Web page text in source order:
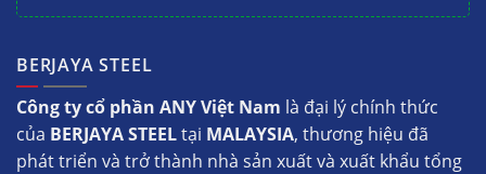
BERJAYA STEEL
Công ty cổ phần ANY Việt Nam là đại lý chính thức
của BERJAYA STEELtại MALAYSIA, thương hiệu đã
phát triển và trở thành nhà sản xuất và xuất khẩu tổng